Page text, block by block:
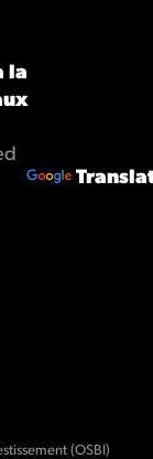
la
(OSBI)